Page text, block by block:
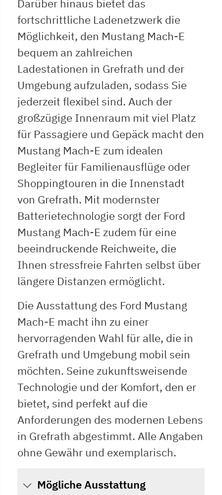
Darüber hinaus bietet das
fortschrittliche Ladenetzwerk die
Möglichkeit, den Mustang Mach-E
bequem an zahlreichen
Ladestationen in Grefrath und der
Umgebung aufzuladen, sodass Sie
jederzeit flexibel sind. Auch der
großzügige Innenraum mit viel Platz
für Passagiere und Gepäck macht den
Mustang Mach-E zum idealen
Begleiter für Familienausflüge oder
Shoppingtouren in die Innenstadt
von Grefrath. Mit modernster
Batterietechnologie sorgt der Ford
Mustang Mach-E zudem für eine
beeindruckende Reichweite, die
Ihnen stressfreie Fahrten selbst über
längere Distanzen ermöglicht.
Die Ausstattung des Ford Mustang
Mach-E macht ihn zu einer
hervorragenden Wahl für alle, die in
Grefrath und Umgebung mobil sein
möchten. Seine zukunftsweisende
Technologie und der Komfort, den er
bietet, sind perfekt auf die
Anforderungen des modernen Lebens
in Grefrath abgestimmt. Alle Angaben
ohne Gewähr und exemplarisch.
Mögliche Ausstattung